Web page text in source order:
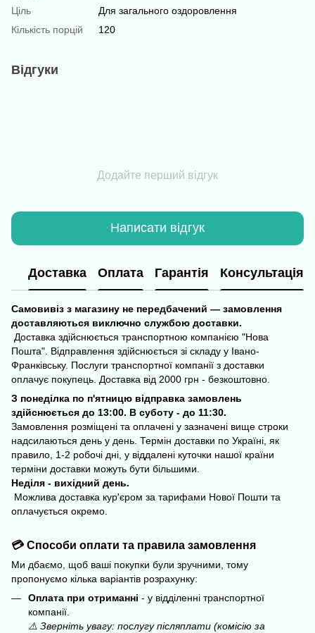
Ціль
Для загального оздоровлення
Кількість порцій
120
Відгуки
Додайте перший відгук
Написати відгук
Доставка Оплата Гарантія Консультація
Самовивіз з магазину не передбачений — замовлення
доставляються виключно службою доставки.
Доставка здійснюється транспортною компанією "Нова
Пошта". Відправлення здійснюється зі складу у Івано-
Франківську. Послуги транспортної компанії з доставки
оплачує покупець. Доставка від 2000 грн - безкоштовно.
З понеділка по п'ятницю відправка замовлень
здійснюється до 13:00. В суботу - до 11:30.
Замовлення розміщені та оплачені у зазначені вище строки
надсилаються день у день. Термін доставки по Україні, як
правило, 1-2 робочі дні, у віддалені куточки нашої країни
терміни доставки можуть бути більшими.
Неділя - вихідний день.
Можлива доставка кур'єром за тарифами Нової Пошти та
оплачується окремо.
💳 Способи оплати та правила замовлення
Ми дбаємо, щоб ваші покупки були зручними, тому
пропонуємо кілька варіантів розрахунку:
Оплата при отриманні - у відділенні транспортної
компанії.
⚠️ Зверніть увагу: послугу післяплати (комісію за